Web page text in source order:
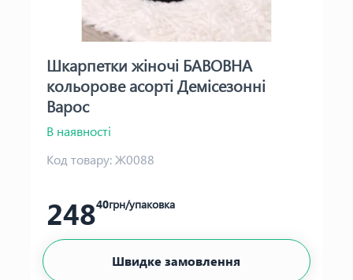
Шкарпетки жіночі БАВОВНА
кольорове асорті Демісезонні
Варос
В наявності
Код товару:Ж0088
24840грн/упаковка
Швидке замовлення